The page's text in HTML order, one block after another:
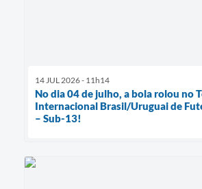
14 JUL 2026 - 11h14
No dia 04 de julho, a bola rolou no
Internacional Brasil/Uruguai de
– Sub-13!